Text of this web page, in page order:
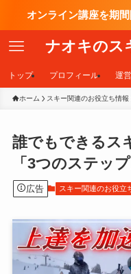
オンライン講座を期
ナオキのス
トップ プロフィール 運
ホーム スキー関連のお役立ち情報
誰でもできるス
「3つのステップ
広告 スキー関連のお役立